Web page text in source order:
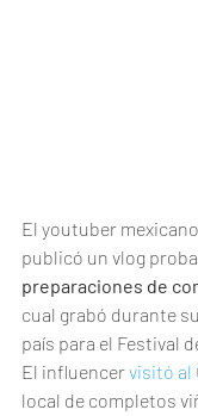
El youtuber mexicano
publicó un vlog
preparaciones de
cual grabó durante
país para el Festival
El influencer visitó al
local de completos